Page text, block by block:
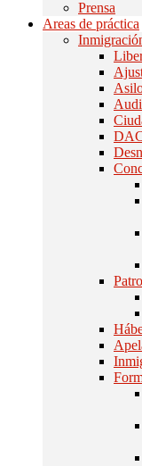
Prensa
Areas de práctica